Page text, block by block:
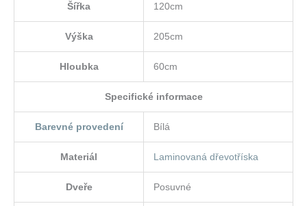
Šířka 120cm
Výška 205cm
Hloubka 60cm
Specifické informace
Barevné provedení Bílá
Materiál Laminovaná dřevotříska
Dveře Posuvné